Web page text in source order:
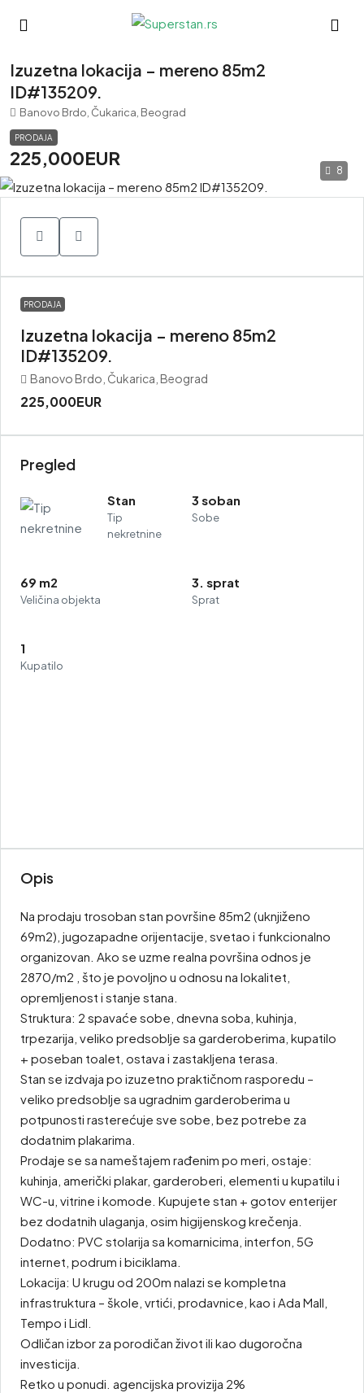
Izuzetna lokacija – mereno 85m2
ID#135209.
Banovo Brdo, Čukarica, Beograd
PRODAJA
225,000EUR
8
PRODAJA
Izuzetna lokacija – mereno 85m2
ID#135209.
Banovo Brdo, Čukarica, Beograd
225,000EUR
Pregled
Stan
Tip
nekretnine
3 soban
Sobe
69 m2
Veličina objekta
3. sprat
Sprat
1
Kupatilo
Opis
Na prodaju trosoban stan površine 85m2 (uknjiženo
69m2), jugozapadne orijentacije, svetao i funkcionalno
organizovan. Ako se uzme realna površina odnos je
2870/m2 , što je povoljno u odnosu na lokalitet,
opremljenost i stanje stana.
Struktura: 2 spavaće sobe, dnevna soba, kuhinja,
trpezarija, veliko predsoblje sa garderoberima, kupatilo
+ poseban toalet, ostava i zastakljena terasa.
Stan se izdvaja po izuzetno praktičnom rasporedu –
veliko predsoblje sa ugradnim garderoberima u
potpunosti rasterećuje sve sobe, bez potrebe za
dodatnim plakarima.
Prodaje se sa nameštajem rađenim po meri, ostaje:
kuhinja, američki plakar, garderoberi, elementi u kupatilu i
WC-u, vitrine i komode. Kupujete stan + gotov enterijer
bez dodatnih ulaganja, osim higijenskog krečenja.
Dodatno: PVC stolarija sa komarnicima, interfon, 5G
internet, podrum i biciklama.
Lokacija: U krugu od 200m nalazi se kompletna
infrastruktura – škole, vrtići, prodavnice, kao i Ada Mall,
Tempo i Lidl.
Odličan izbor za porodičan život ili kao dugoročna
investicija.
Retko u ponudi. agencijska provizija 2%